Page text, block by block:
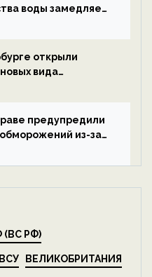
воды замедляет
открыли
вида
на ECOportal
предупредили
из-за
(ВС РФ)
ВСУ ВЕЛИКОБРИТАНИЯ